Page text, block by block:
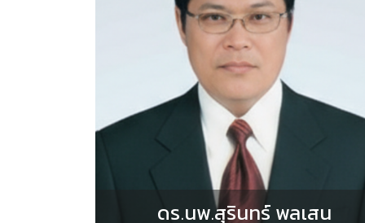
ดร.นพ.สุรินทร์ พลเสน